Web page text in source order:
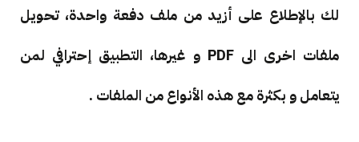
لك بالإطلاع على أزيد من ملف دفعة واحدة، تحويل
ملفات اخرى الى PDF و غيرها، التطبيق إحترافي لمن
يتعامل و بكثرة مع هذه الأنواع من الملفات .